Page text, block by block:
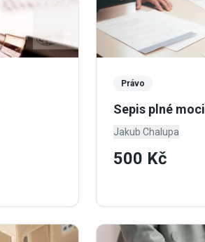
Právo
Sepis plné moci
Jakub Chalupa
500 Kč